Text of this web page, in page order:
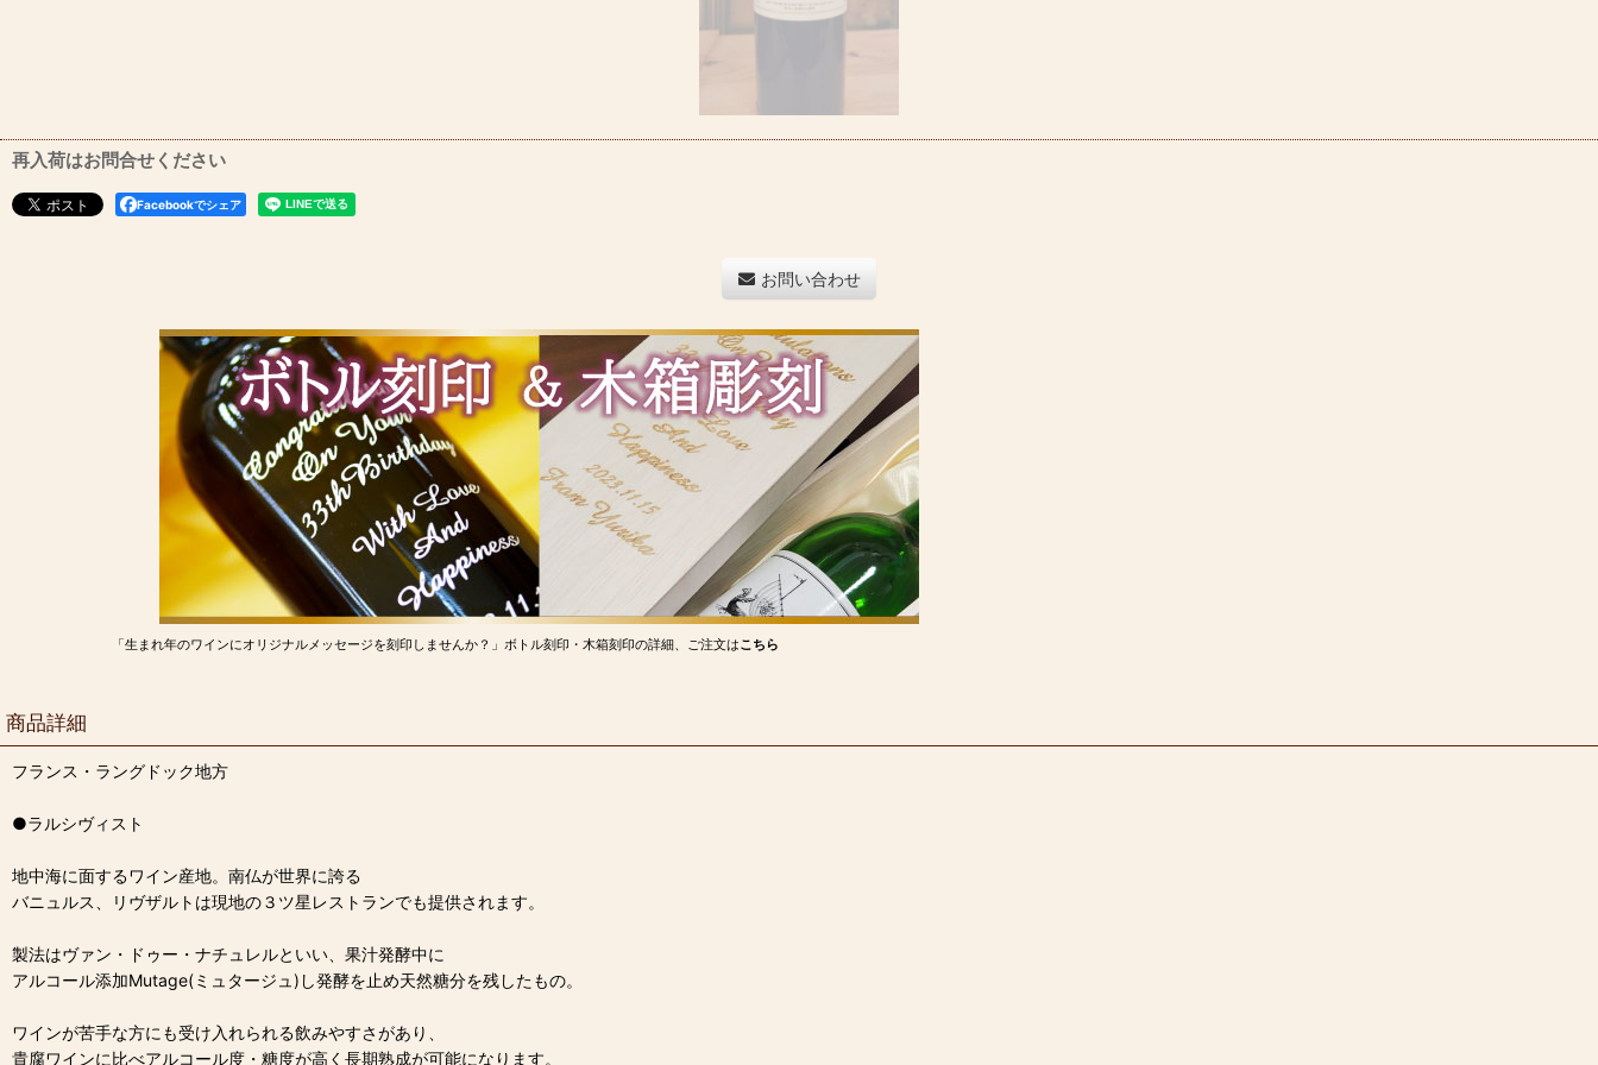
再入荷はお問合せください
Facebookでシェア
お問い合わせ
「生まれ年のワインにオリジナルメッセージを刻印しませんか？」ボトル刻印・木箱刻印の詳細、ご注文はこちら
商品詳細
フランス・ラングドック地方
●ラルシヴィスト
地中海に面するワイン産地。南仏が世界に誇る
バニュルス、リヴザルトは現地の３ツ星レストランでも提供されます。
製法はヴァン・ドゥー・ナチュレルといい、果汁発酵中に
アルコール添加Mutage(ミュタージュ)し発酵を止め天然糖分を残したもの。
ワインが苦手な方にも受け入れられる飲みやすさがあり、
貴腐ワインに比べアルコール度・糖度が高く長期熟成が可能になります。